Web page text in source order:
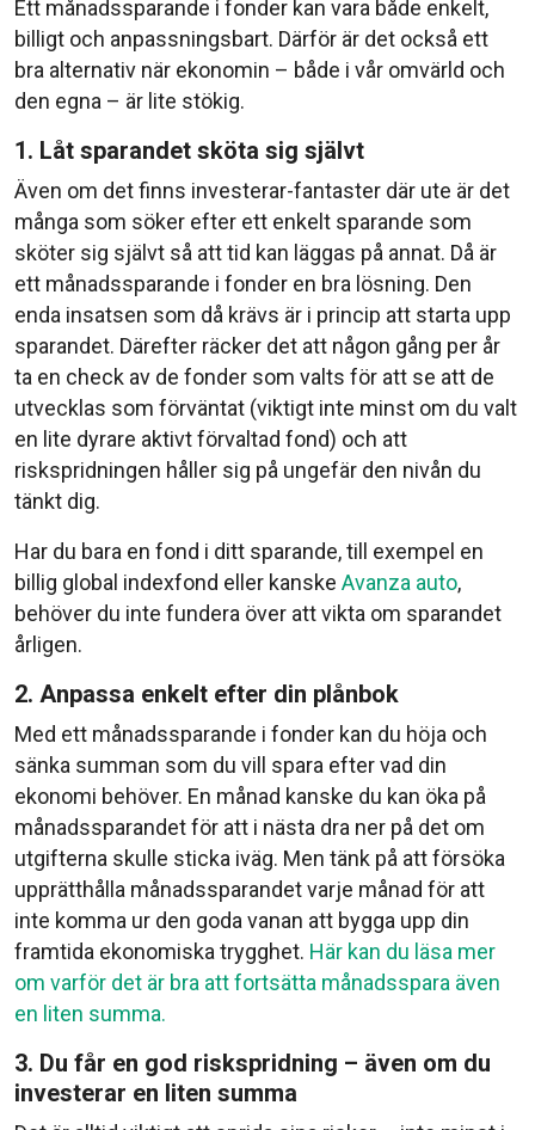
Ett månadssparande i fonder kan vara både enkelt,
billigt och anpassningsbart. Därför är det också ett
bra alternativ när ekonomin – både i vår omvärld och
den egna – är lite stökig.
1. Låt sparandet sköta sig självt
Även om det finns investerar-fantaster där ute är det
många som söker efter ett enkelt sparande som
sköter sig självt så att tid kan läggas på annat. Då är
ett månadssparande i fonder en bra lösning. Den
enda insatsen som då krävs är i princip att starta upp
sparandet. Därefter räcker det att någon gång per år
ta en check av de fonder som valts för att se att de
utvecklas som förväntat (viktigt inte minst om du valt
en lite dyrare aktivt förvaltad fond) och att
riskspridningen håller sig på ungefär den nivån du
tänkt dig.
Har du bara en fond i ditt sparande, till exempel en
billig global indexfond eller kanske Avanza auto,
behöver du inte fundera över att vikta om sparandet
årligen.
2. Anpassa enkelt efter din plånbok
Med ett månadssparande i fonder kan du höja och
sänka summan som du vill spara efter vad din
ekonomi behöver. En månad kanske du kan öka på
månadssparandet för att i nästa dra ner på det om
utgifterna skulle sticka iväg. Men tänk på att försöka
upprätthålla månadssparandet varje månad för att
inte komma ur den goda vanan att bygga upp din
framtida ekonomiska trygghet. Här kan du läsa mer
om varför det är bra att fortsätta månadsspara även
en liten summa.
3. Du får en god riskspridning – även om du
investerar en liten summa